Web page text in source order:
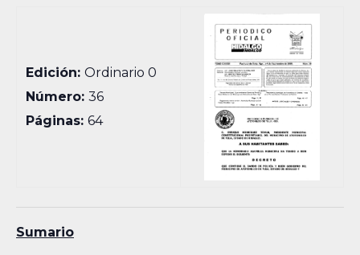
Edición:Ordinario 0
Número:36
Páginas:64
Sumario